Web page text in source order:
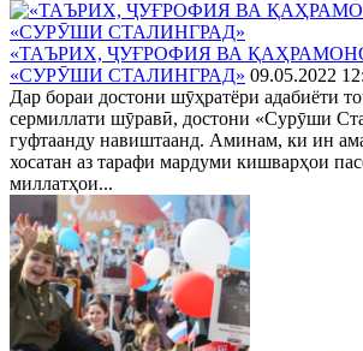
«ТАЪРИХ, ҶУҒРОФИЯ ВА
«СУРӮШИ СТАЛИНГРАД» 09.05.2022
Дар бораи достони шӯҳратёри адабиёти
сермиллати шӯравӣ, достони «Сурӯши
гуфтаанду навиштаанд. Аминам, ки ин
хосатан аз тарафи мардуми кишварҳои
миллатҳои...